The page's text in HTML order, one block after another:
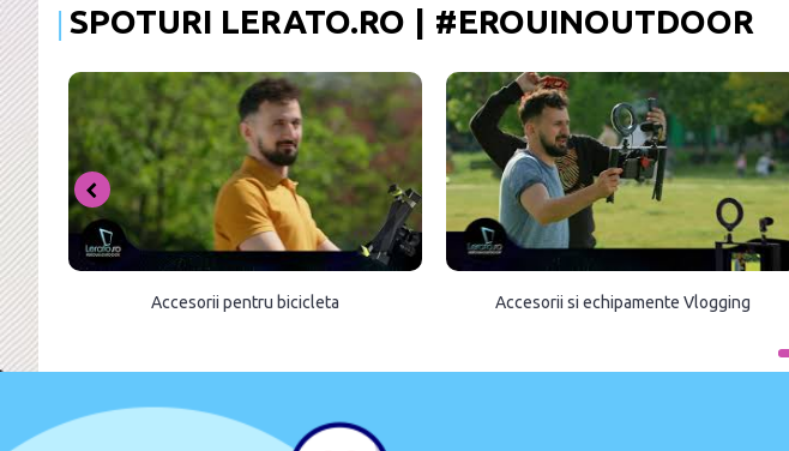
SPOTURI LERATO.RO | #EROUINOUTDOOR
Accesorii pentru bicicleta Accesorii si echipamente Vlogging